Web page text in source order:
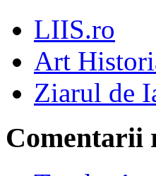
LIIS.ro
Art
Ziarul de
Comentarii